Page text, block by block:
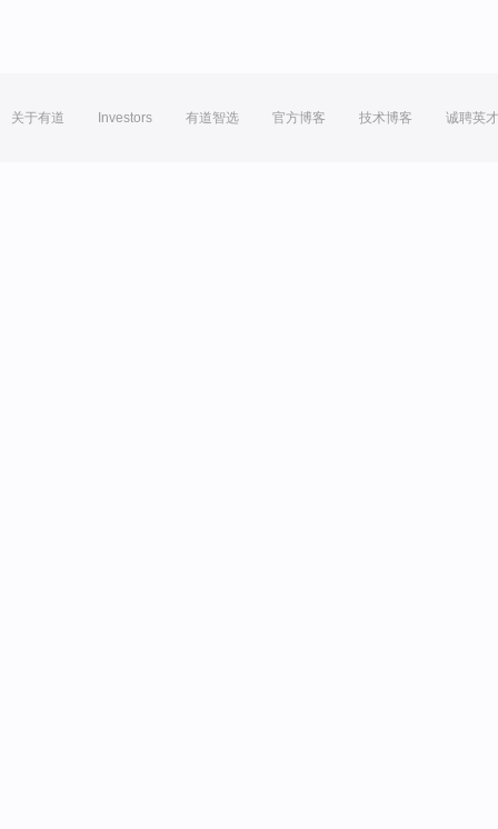
关于有道 Investors 有道智选 官方博客 技术博客 诚聘英才